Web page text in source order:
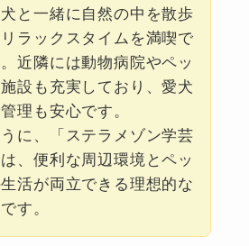
と一緒に自然の中を散歩
ラックスタイムを満喫で
近隣には動物病院やペッ
施設も充実しており、愛犬
理も安心です。
に、「ステラメゾン学芸
、便利な周辺環境とペッ
生活が両立できる理想的な
す。